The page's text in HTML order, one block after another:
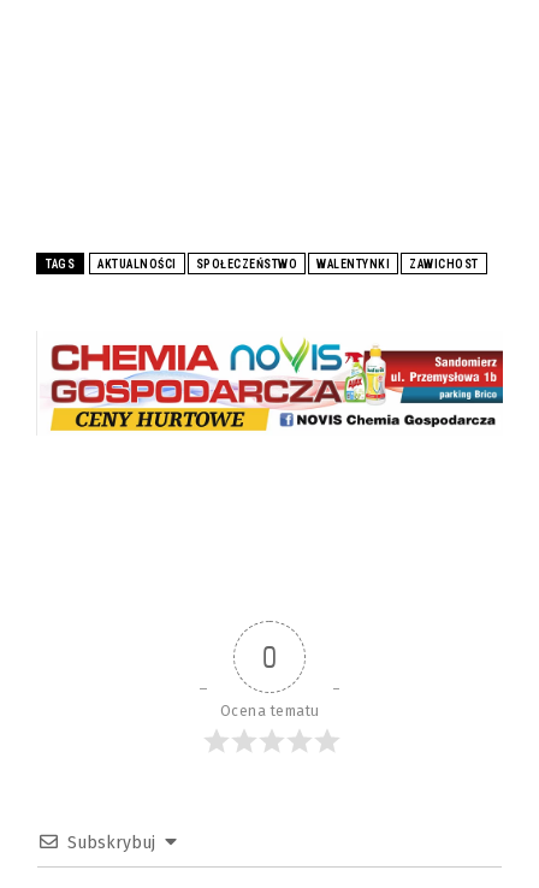
TAGS AKTUALNOŚCI SPOŁECZEŃSTWO WALENTYNKI ZAWICHOST
0
Ocena tematu
Subskrybuj